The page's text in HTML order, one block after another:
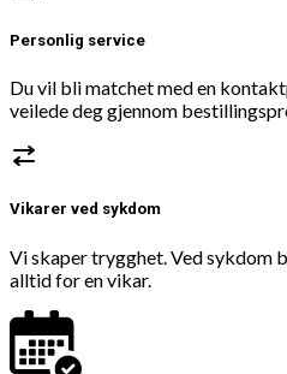
Personlig service
Du vil bli matchet med en
veilede deg gjennom
Vikarer ved sykdom
Vi skaper trygghet. Ved sykdom
alltid for en vikar.